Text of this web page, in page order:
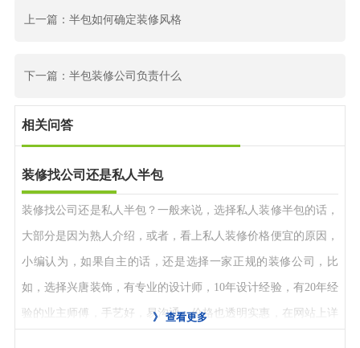
上一篇：半包如何确定装修风格
下一篇：半包装修公司负责什么
相关问答
装修找公司还是私人半包
装修找公司还是私人半包？一般来说，选择私人装修半包的话，
大部分是因为熟人介绍，或者，看上私人装修价格便宜的原因，
小编认为，如果自主的话，还是选择一家正规的装修公司，比
如，选择兴唐装饰，有专业的设计师，10年设计经验，有20年经
验的业主师傅，手艺好，易沟通，价格也透明实惠，在网站上详
》 查看更多